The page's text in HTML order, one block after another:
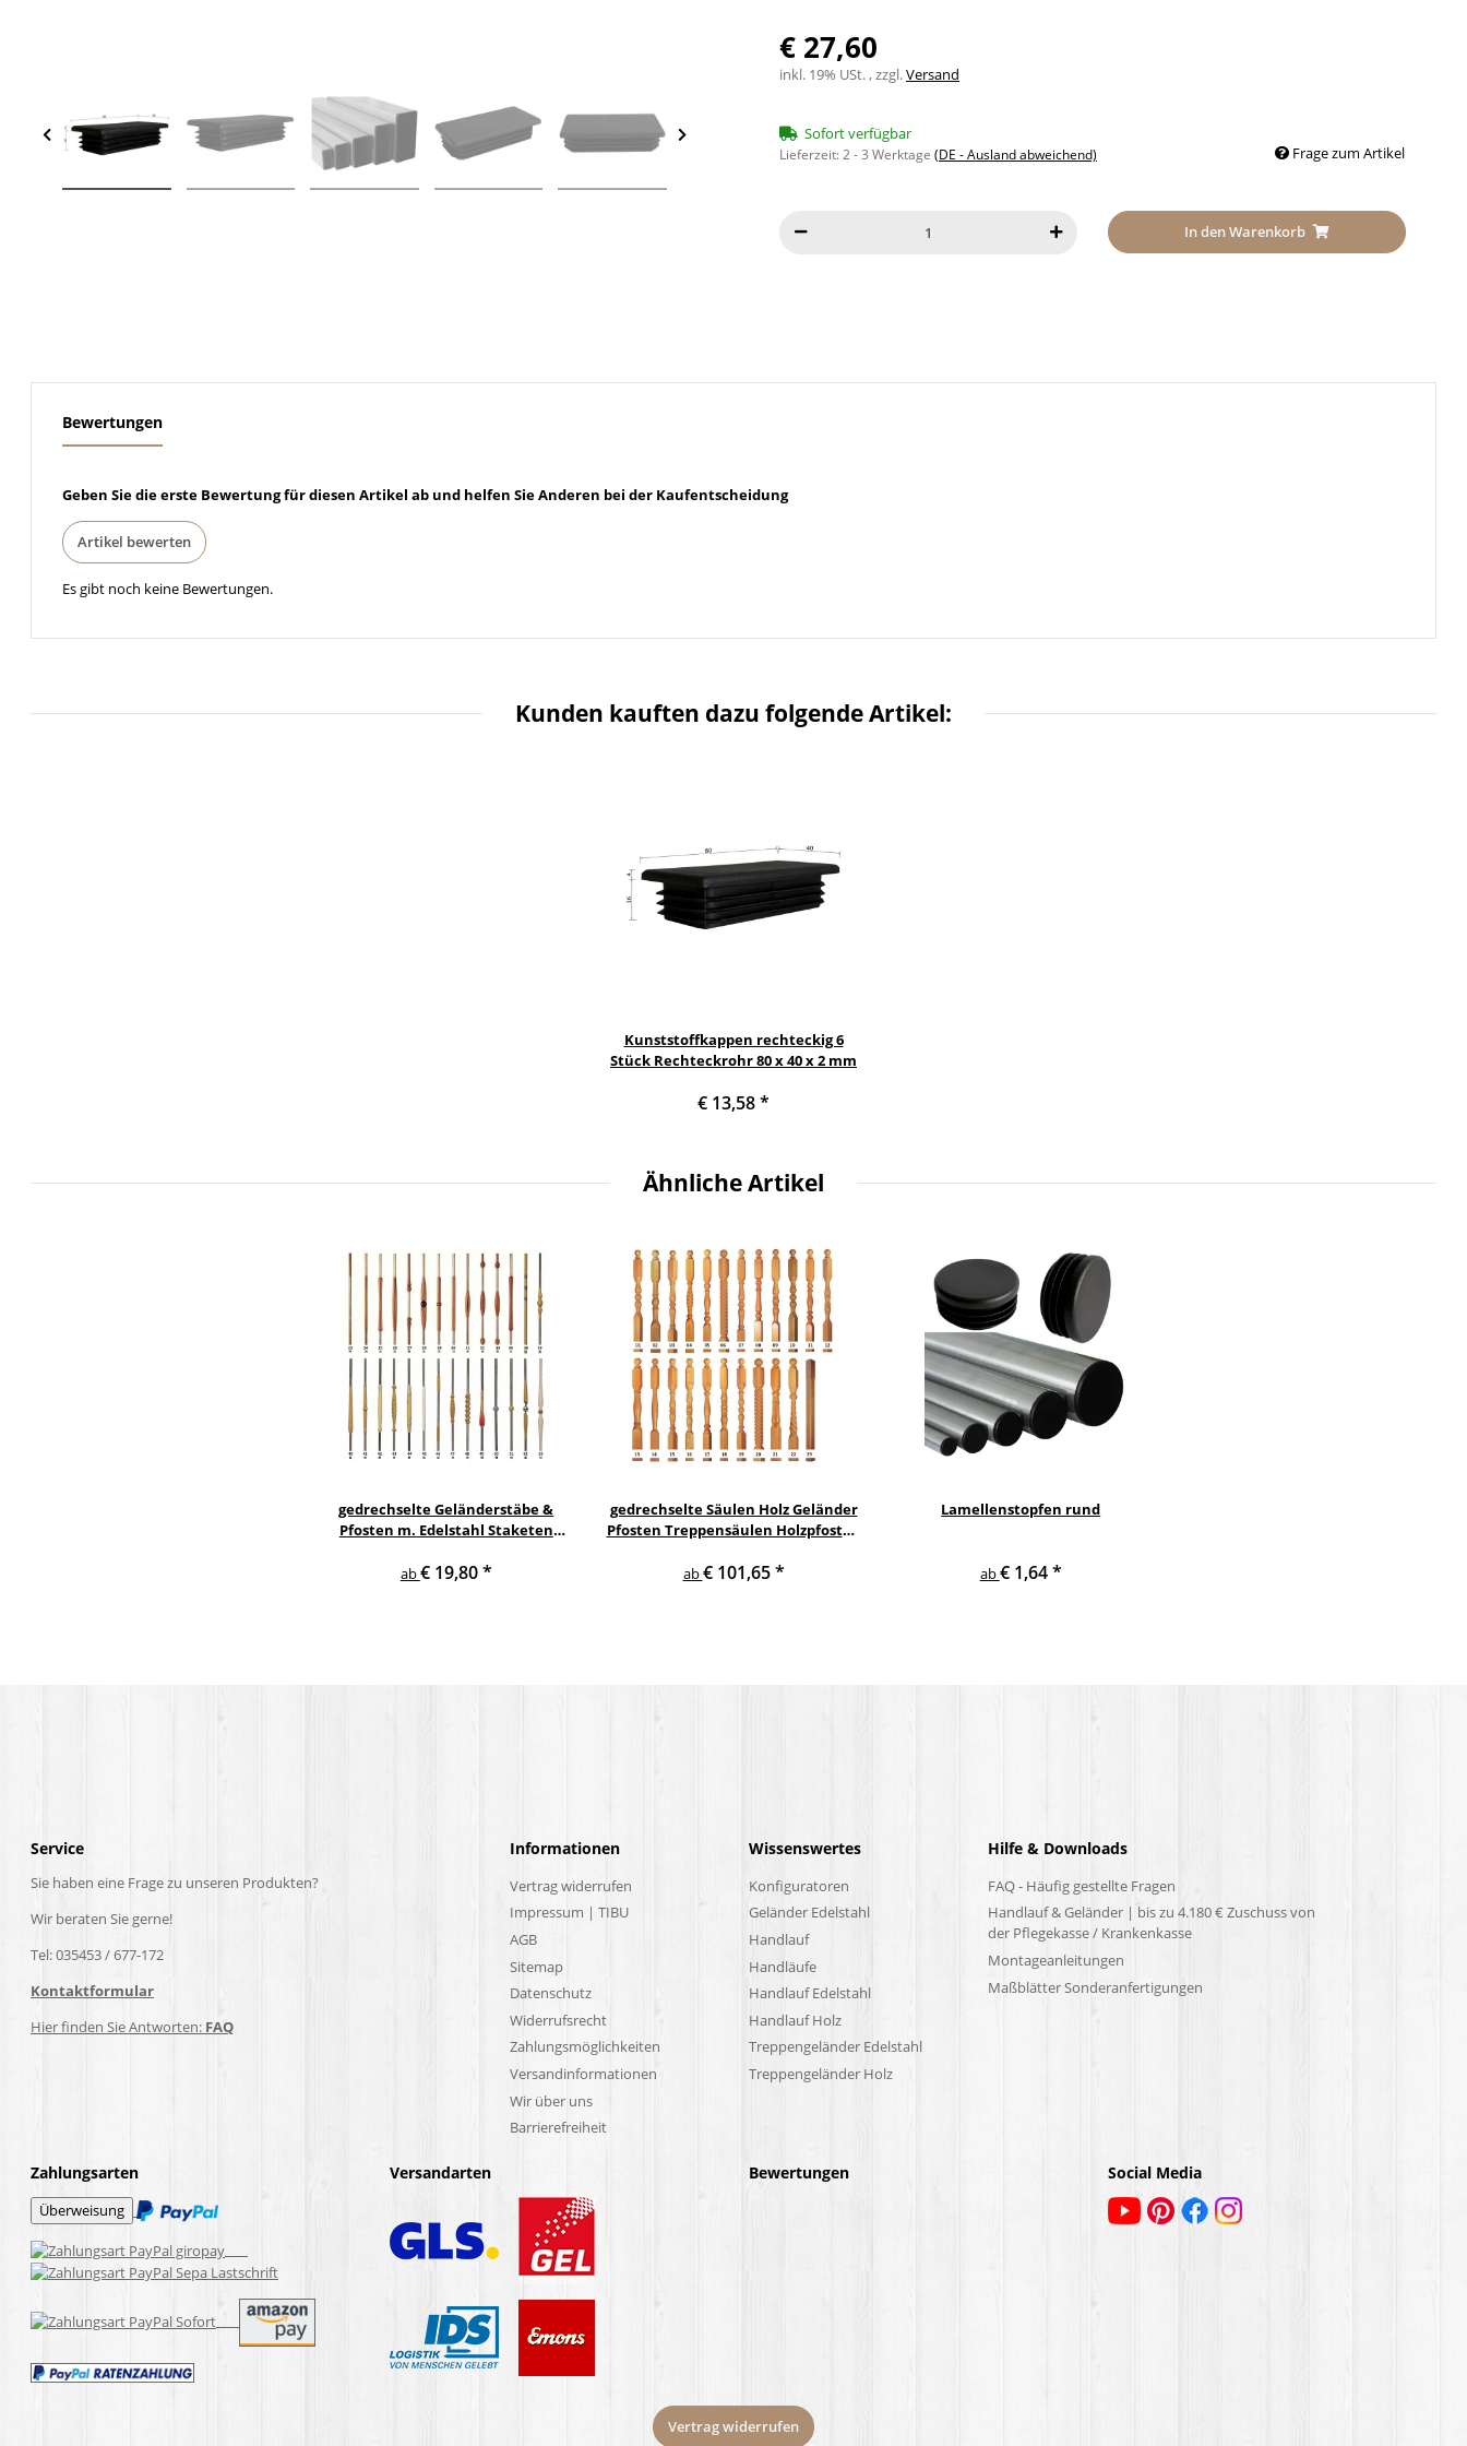
€ 27,60
inkl. 19% USt. , zzgl.Versand
Sofort verfügbar
Lieferzeit:2 - 3 Werktage (DE - Ausland abweichend) Frage zum Artikel
In den Warenkorb
Bewertungen
Geben Sie die erste Bewertung für diesen Artikel ab und helfen Sie Anderen bei der Kaufentscheidung
Artikel bewerten
Es gibt noch keine Bewertungen.
Kunden kauften dazu folgende Artikel:
Kunststoffkappen rechteckig 6
Stück Rechteckrohr 80 x 40 x 2 mm
€ 13,58*
Ähnliche Artikel
gedrechselte Geländerstäbe &
Pfosten m. Edelstahl Staketen
ab€ 19,80*
gedrechselte Säulen Holz Geländer
Pfosten Treppensäulen Holzpfosten
ab€ 101,65*
Lamellenstopfen rund
ab€ 1,64*
Service
Sie haben eine Frage zu unseren Produkten?
Wir beraten Sie gerne!
Tel: 035453 / 677-172
Kontaktformular
Hier finden Sie Antworten: FAQ
Informationen
Vertrag widerrufen
Impressum | TIBU
AGB
Sitemap
Datenschutz
Widerrufsrecht
Zahlungsmöglichkeiten
Versandinformationen
Wir über uns
Barrierefreiheit
Wissenswertes
Konfiguratoren
Geländer Edelstahl
Handlauf
Handläufe
Handlauf Edelstahl
Handlauf Holz
Treppengeländer Edelstahl
Treppengeländer Holz
Hilfe & Downloads
FAQ - Häufig gestellte Fragen
Handlauf & Geländer | bis zu 4.180 € Zuschuss von
der Pflegekasse / Krankenkasse
Montageanleitungen
Maßblätter Sonderanfertigungen
Zahlungsarten Versandarten Bewertungen Social Media
Vertrag widerrufen